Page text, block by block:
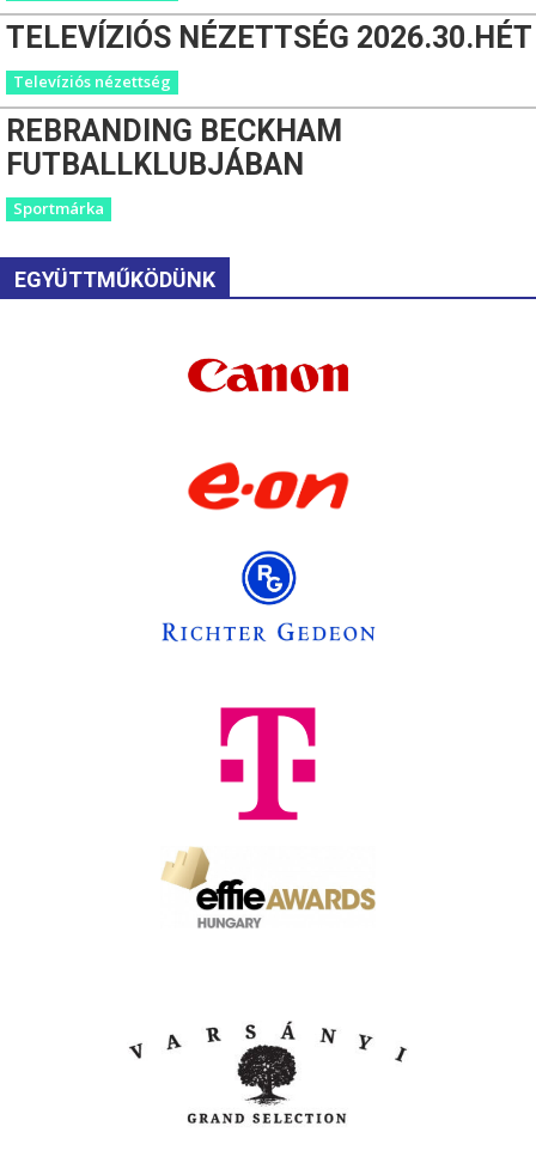
TELEVÍZIÓS NÉZETTSÉG 2026.30.HÉT
Televíziós nézettség
REBRANDING BECKHAM
FUTBALLKLUBJÁBAN
Sportmárka
EGYÜTTMŰKÖDÜNK